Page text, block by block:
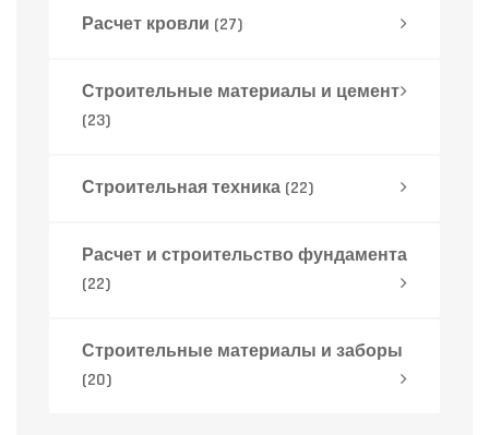
Расчет кровли (27)
Строительные материалы и цемент
(23)
Строительная техника (22)
Расчет и строительство фундамента
(22)
Строительные материалы и заборы
(20)